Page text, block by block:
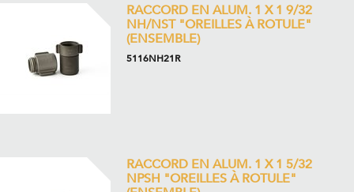
RACCORD EN ALUM. 1 X 1 9/32
NH/NST "OREILLES À ROTULE"
(ENSEMBLE)
5116NH21R
RACCORD EN ALUM. 1 X 1 5/32
NPSH "OREILLES À ROTULE"